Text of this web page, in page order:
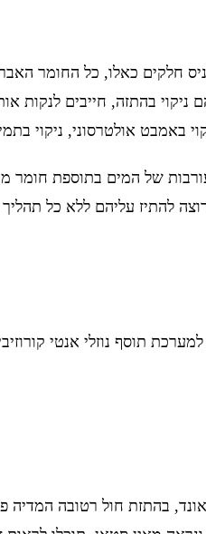
חלקים כאלו, כל החומר
בהתזה, חייבים לנקות
באמבט אולטרסוני, ניקוי
של המים בתוספת חומר
להתיז עליהם ללא כל
תוסף נוזלי אנטי
בהתזת חול רטובה המדיה